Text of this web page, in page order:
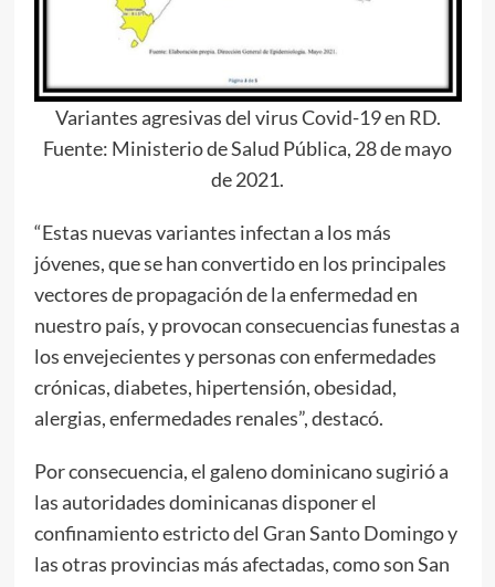
Variantes agresivas del virus Covid-19 en RD.
Fuente: Ministerio de Salud Pública, 28 de mayo
de 2021.
“Estas nuevas variantes infectan a los más
jóvenes, que se han convertido en los principales
vectores de propagación de la enfermedad en
nuestro país, y provocan consecuencias funestas a
los envejecientes y personas con enfermedades
crónicas, diabetes, hipertensión, obesidad,
alergias, enfermedades renales”, destacó.
Por consecuencia, el galeno dominicano sugirió a
las autoridades dominicanas disponer el
confinamiento estricto del Gran Santo Domingo y
las otras provincias más afectadas, como son San